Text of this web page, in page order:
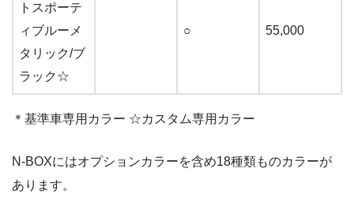
トスポーテ
ィブルーメ
タリック/ブ
ラック☆
○ 55,000
＊基準車専用カラー ☆カスタム専用カラー
N-BOXにはオプションカラーを含め18種類ものカラーが
あります。